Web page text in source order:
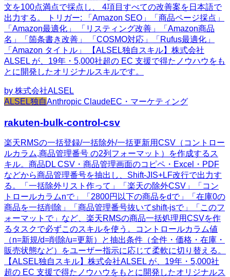
文を100点満点で採点し、 4項目すべての改善案を日本語で
出力する。 トリガー: 「Amazon SEO」「商品ページ採点」
「Amazon最適化」 「リスティング改善」「Amazon商品
名」「箇条書き改善」 「COSMO対応」「Rufus最適化」
「Amazon タイトル」 【ALSEL独自スキル】株式会社
ALSEL が、19年・5,000社超の EC 支援で得たノウハウをも
とに開発したオリジナルスキルです。
by 株式会社ALSEL
ALSEL独自Anthropic ClaudeEC・マーケティング
rakuten-bulk-control-csv
楽天RMSの一括登録/一括除外/一括更新用CSV（コントロー
ルカラム,商品管理番号 の2列フォーマット）を作成するス
キル。商品DL CSV・商品管理画面のコピペ・Excel・PDF
などから商品管理番号を抽出し、Shift-JIS+LF改行で出力す
る。「一括除外リスト作って」「楽天の除外CSV」「コン
トロールカラムnで」「2800円以下の商品をdで」「在庫0の
商品を一括削除」「商品管理番号抜いてshift-jsで」「このフ
ォーマットで」など、楽天RMSの商品一括処理用CSVを作
るタスクで必ずこのスキルを使う。コントロールカラム値
（n=新規/d=削除/u=更新）と抽出条件（全件・価格・在庫・
販売状態など）をユーザー指示に応じて柔軟に切り替える。
【ALSEL独自スキル】株式会社ALSEL が、19年・5,000社
超の EC 支援で得たノウハウをもとに開発したオリジナルス